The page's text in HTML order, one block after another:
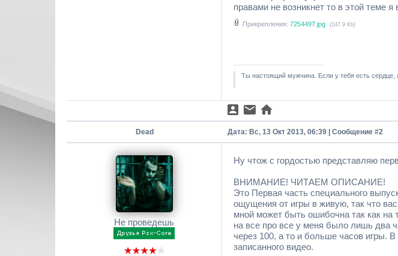
правами не возникнет то в этой теме
Прикрепления: 7254497.jpg (147.9 Kb)
Ты настоящий мужчина. Если у тебя есть сердце,
Dead Дата: Вс, 13 Окт 2013, 06:39 | Сообщение #2
Не проведешь
Ну чтож с гордостью представляю
ВНИМАНИЕ! ЧИТАЕМ ОПИСАНИЕ!
Это Первая часть специального
ощущения от игры в живую, так что
мной может быть ошибочна так как на
на все про все у меня было лишь два
через 100, а то и больше часов игры.
записанного видео.